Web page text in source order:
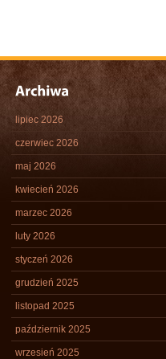
lipiec 2026
czerwiec 2026
maj 2026
kwiecień 2026
marzec 2026
luty 2026
styczeń 2026
grudzień 2025
listopad 2025
październik 2025
wrzesień 2025